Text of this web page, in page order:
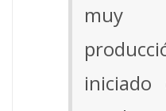
muy
iniciado